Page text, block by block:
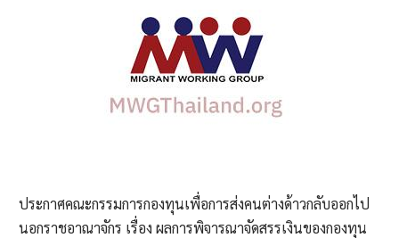
ประกาศคณะกรรมการกองทุนเพื่อการส่งคนต่างด้าวกลับออกไป
นอกราชอาณาจักร เรื่อง ผลการพิจารณาจัดสรรเงินของกองทุน